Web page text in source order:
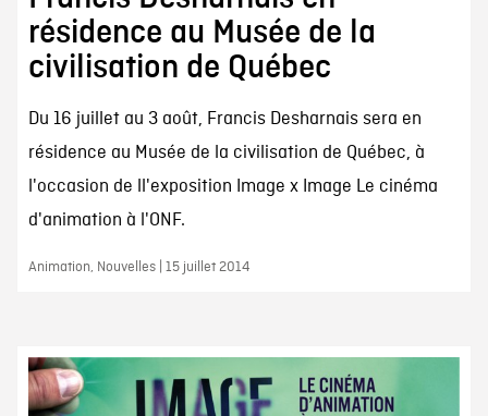
résidence au Musée de la
civilisation de Québec
Du 16 juillet au 3 août, Francis Desharnais sera en
résidence au Musée de la civilisation de Québec, à
l'occasion de ll'exposition Image x Image Le cinéma
d'animation à l'ONF.
Animation, Nouvelles | 15 juillet 2014